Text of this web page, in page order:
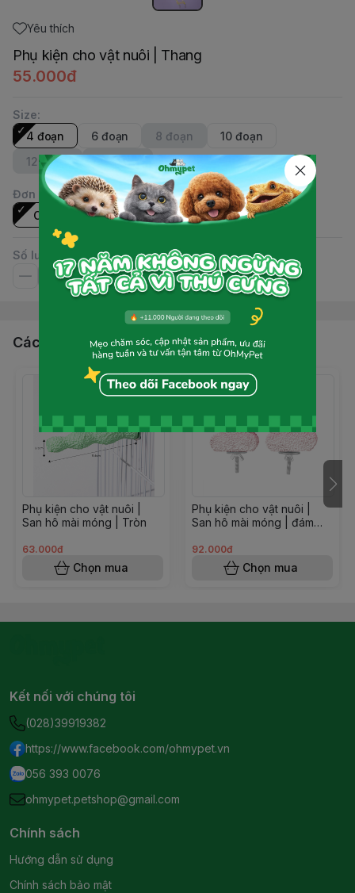
Yêu thích
Phụ kiện cho vật nuôi | Thang
55.000đ
Size:
4 đoạn
6 đoạn 8 đoạn
10 đoạn
12 đoạn
14 đoạn
Đơn vị:
Cái
Số lượng
Các sản phẩm, dịch vụ khác
Phụ kiện cho vật nuôi |
San hô mài móng | Tròn
63.000đ
Chọn mua
Phụ kiện cho vật nuôi |
San hô mài móng | đám
92.000đ
Chọn mua
Kết nối với chúng tôi
(028)39919382
https://www.facebook.com/ohmypet.vn
056 393 0076
ohmypet.petshop@gmail.com
Chính sách
Hướng dẫn sử dụng
Chính sách bảo mật